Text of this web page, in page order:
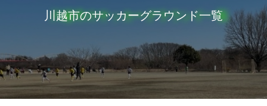
川越市のサッカーグラウンド一覧